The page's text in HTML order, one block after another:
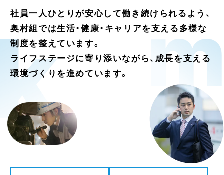
社員一人ひとりが安心して働き続けられるよう、
奥村組では生活・健康・キャリアを支える多様な
制度を整えています。
ライフステージに寄り添いながら、成長を支える
環境づくりを進めています。